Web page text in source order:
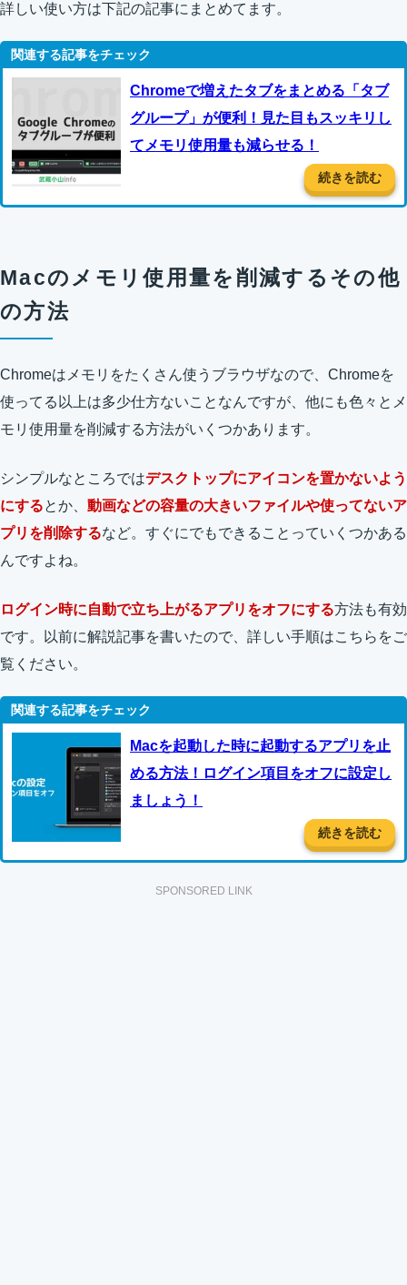
詳しい使い方は下記の記事にまとめてます。
Chromeで増えたタブをまとめる「タブ
グループ」が便利！見た目もスッキリし
てメモリ使用量も減らせる！
続きを読む
Macのメモリ使用量を削減するその他
の方法
Chromeはメモリをたくさん使うブラウザなので、Chromeを
使ってる以上は多少仕方ないことなんですが、他にも色々とメ
モリ使用量を削減する方法がいくつかあります。
シンプルなところではデスクトップにアイコンを置かないよう
にするとか、 動画などの容量の大きいファイルや使ってないア
プリを削除するなど。すぐにでもできることっていくつかある
んですよね。
ログイン時に自動で立ち上がるアプリをオフにする方法も有効
です。以前に解説記事を書いたので、詳しい手順はこちらをご
覧ください。
Macを起動した時に起動するアプリを止
める方法！ログイン項目をオフに設定し
ましょう！
続きを読む
SPONSORED LINK